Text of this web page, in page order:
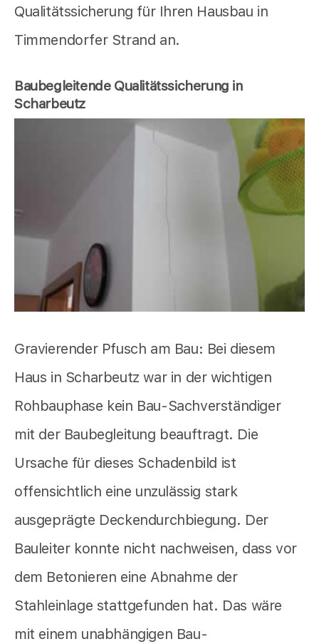
Qualitätssicherung für Ihren Hausbau in
Timmendorfer Strand an.
Baubegleitende Qualitätssicherung in
Scharbeutz
Gravierender Pfusch am Bau: Bei diesem
Haus in Scharbeutz war in der wichtigen
Rohbauphase kein Bau-Sachverständiger
mit der Baubegleitung beauftragt. Die
Ursache für dieses Schadenbild ist
offensichtlich eine unzulässig stark
ausgeprägte Deckendurchbiegung. Der
Bauleiter konnte nicht nachweisen, dass vor
dem Betonieren eine Abnahme der
Stahleinlage stattgefunden hat. Das wäre
mit einem unabhängigen Bau-